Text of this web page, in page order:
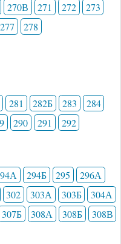
270В 271 272
273
277 278
281 282Б 283
284
290 291 292
294Б 295
296А
302 303А 303Б
304А
307Б 308А 308Б
308В